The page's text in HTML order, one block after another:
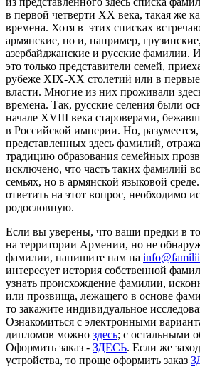
в первой четверти XX века, такая же
времена. Хотя в этих списках
армянские, но и, например,
азербайджанские и русские фамилии.
это только представители семей,
рубеже XIX-XX столетий или в
власти. Многие из них проживали
времена. Так, русские селения были
начале XVIII века староверами,
в Российской империи. Но, разумеется,
представленных здесь фамилий,
традицию образования семейных
исключено, что часть таких фамилий
семьях, но в армянской языковой
ответить на этот вопрос, необходимо
родословную.
Если вы уверены, что ваши предки в
на территории Армении, но не
фамилии, напишите нам на
интересует история собственной
узнать происхождение фамилии,
или прозвища, лежащего в основе
то закажите индивидуальное
Ознакомиться с электронными
дипломов можно здесь; с остальными
Оформить заказ - ЗДЕСЬ. Если же
устройства, то проще оформить заказ